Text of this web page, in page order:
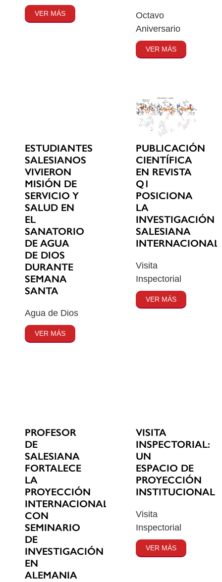
VER MÁS
Octavo
Aniversario
VER MÁS
ESTUDIANTES
SALESIANOS
VIVIERON
MISIÓN DE
SERVICIO Y
SALUD EN
EL
SANATORIO
DE AGUA
DE DIOS
DURANTE
SEMANA
SANTA
Agua de Dios
VER MÁS
PUBLICACIÓN
CIENTÍFICA
EN REVISTA
Q1
POSICIONA
LA
INVESTIGACIÓN
SALESIANA
Visita
Inspectorial
VER MÁS
PROFESOR
DE
SALESIANA
FORTALECE
LA
PROYECCIÓN
INTERNACIONAL
CON
SEMINARIO
DE
INVESTIGACIÓN
EN
ALEMANIA
VISITA
INSPECTORIAL:
UN
ESPACIO DE
PROYECCIÓN
INSTITUCIONAL
Visita
Inspectorial
VER MÁS